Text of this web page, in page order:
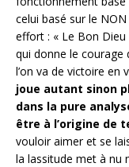
celui basé sur le
effort : « Le Bon
qui donne le courage
l’on va de victoire en
joue autant sinon
dans la pure
être à l’origine de
vouloir aimer et se
la lassitude met à nu